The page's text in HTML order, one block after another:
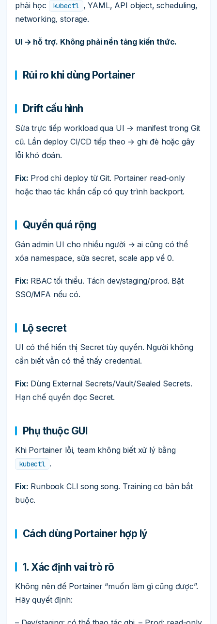
phải học
kubectl , YAML, API object, scheduling,
networking, storage.
UI → hỗ trợ. Không phải nền tảng kiến thức.
Rủi ro khi dùng Portainer
Drift cấu hình
Sửa trực tiếp workload qua UI → manifest trong Git
cũ. Lần deploy CI/CD tiếp theo → ghi đè hoặc gây
lỗi khó đoán.
Fix: Prod chỉ deploy từ Git. Portainer read-only
hoặc thao tác khẩn cấp có quy trình backport.
Quyền quá rộng
Gán admin UI cho nhiều người → ai cũng có thể
xóa namespace, sửa secret, scale app về 0.
Fix: RBAC tối thiểu. Tách dev/staging/prod. Bật
SSO/MFA nếu có.
Lộ secret
UI có thể hiển thị Secret tùy quyền. Người không
cần biết vẫn có thể thấy credential.
Fix: Dùng External Secrets/Vault/Sealed Secrets.
Hạn chế quyền đọc Secret.
Phụ thuộc GUI
Khi Portainer lỗi, team không biết xử lý bằng
kubectl .
Fix: Runbook CLI song song. Training cơ bản bắt
buộc.
Cách dùng Portainer hợp lý
1. Xác định vai trò rõ
Không nên để Portainer “muốn làm gì cũng được”.
Hãy quyết định: